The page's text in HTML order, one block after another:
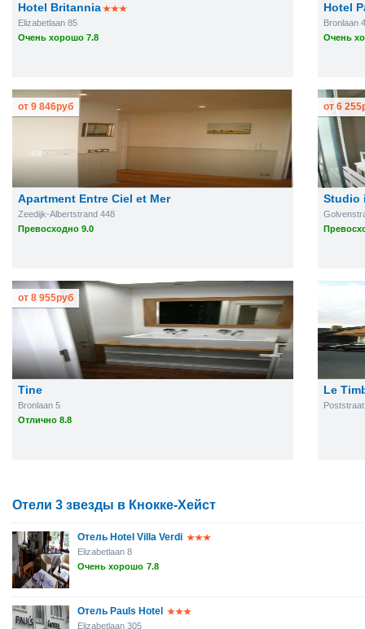
Hotel Britannia
Elizabetlaan 85
Очень хорошо 7.8
Hotel
Bronlaan 4
Очень
Apartment Entre Ciel et Mer
Zeedijk-Albertstrand 448
Превосходно 9.0
от 9 846руб
Studio
от 6 255
Tine
Bronlaan 5
Отлично 8.8
от 8 955руб
Le
Отели 3 звезды в Кнокке-Хейст
Отель Hotel Villa Verdi
Elizabetlaan 8
Очень хорошо 7.8
Отель Pauls Hotel
Elizabetlaan 305